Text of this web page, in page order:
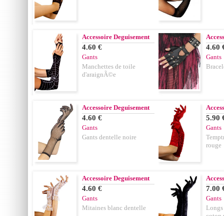
Accessoire Deguisement
4.60 €
Gants
Manchettes de toile
d'araignÃ©e
4.60
Gants
Accessoire Deguisement
4.60 €
Gants
Gants dentelle noire
5.90
Gants
rouge
Accessoire Deguisement
4.60 €
Gants
Mitaines blanc dentelle
7.00
Gants